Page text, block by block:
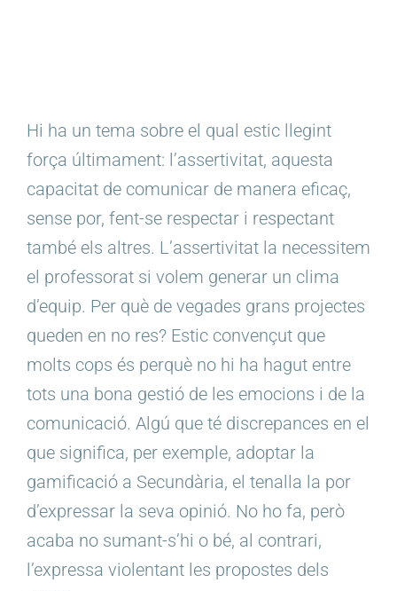
Hi ha un tema sobre el qual estic llegint
força últimament: l’assertivitat, aquesta
capacitat de comunicar de manera eficaç,
sense por, fent-se respectar i respectant
també els altres. L’assertivitat la necessitem
el professorat si volem generar un clima
d’equip. Per què de vegades grans projectes
queden en no res? Estic convençut que
molts cops és perquè no hi ha hagut entre
tots una bona gestió de les emocions i de la
comunicació. Algú que té discrepances en el
que significa, per exemple, adoptar la
gamificació a Secundària, el tenalla la por
d’expressar la seva opinió. No ho fa, però
acaba no sumant-s’hi o bé, al contrari,
l’expressa violentant les propostes dels